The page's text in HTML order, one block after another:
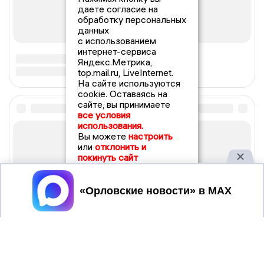
даете согласие на
обработку персональных
данных
с использованием
интернет-сервиса
Яндекс.Метрика,
top.mail.ru, LiveInternet.
На сайте используются
cookie. Оставаясь на
сайте, вы принимаете
все условия
использования.
Вы можете настроить
или отклонить и
покинуть сайт
Принять